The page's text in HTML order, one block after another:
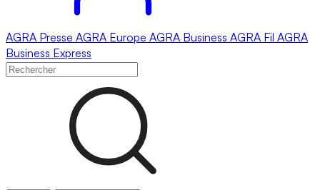
AGRA Presse AGRA Europe AGRA Business AGRA Fil AGRA
Business Express